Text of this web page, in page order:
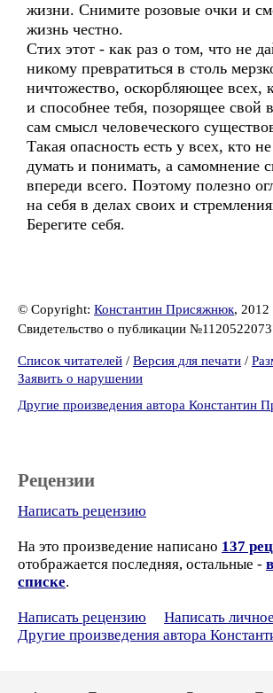
жизни. Снимите розовые очки и
жизнь честно.
Стих этот - как раз о том, что не
никому превратиться в столь
ничтожество, оскорбляющее всех,
и способнее тебя, позорящее свой
сам смысл человеческого
Такая опасность есть у всех, кто
думать и понимать, а самомнение
впереди всего. Поэтому полезно
на себя в делах своих и
Берегите себя.
© Copyright: Константин Присяжнюк, 2012
Свидетельство о публикации
Список читателей / Версия для печати /
Заявить о нарушении
Другие произведения автора Константин
Рецензии
Написать рецензию
На это произведение написано 137
отображается последняя, остальные -
списке.
Написать рецензию
Написать
Другие произведения автора